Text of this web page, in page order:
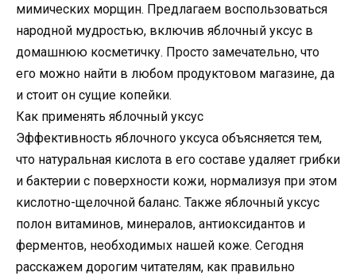
мимических морщин. Предлагаем воспользоваться
народной мудростью, включив яблочный уксус в
домашнюю косметичку. Просто замечательно, что
его можно найти в любом продуктовом магазине, да
и стоит он сущие копейки.
Как применять яблочный уксус
Эффективность яблочного уксуса объясняется тем,
что натуральная кислота в его составе удаляет грибки
и бактерии с поверхности кожи, нормализуя при этом
кислотно-щелочной баланс. Также яблочный уксус
полон витаминов, минералов, антиоксидантов и
ферментов, необходимых нашей коже. Сегодня
расскажем дорогим читателям, как правильно